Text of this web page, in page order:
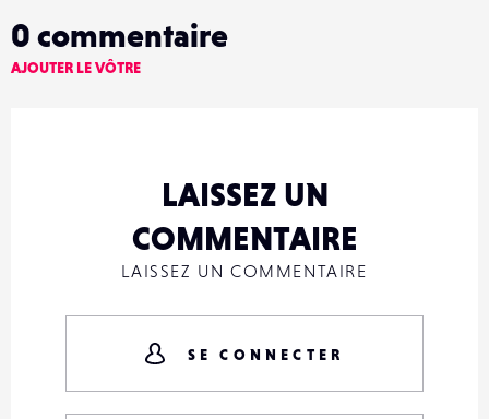
0 commentaire
AJOUTER LE VÔTRE
LAISSEZ UN
COMMENTAIRE
LAISSEZ UN COMMENTAIRE
SE CONNECTER